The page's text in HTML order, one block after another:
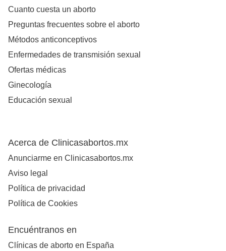
Cuanto cuesta un aborto
Preguntas frecuentes sobre el aborto
Métodos anticonceptivos
Enfermedades de transmisión sexual
Ofertas médicas
Ginecología
Educación sexual
Acerca de Clinicasabortos.mx
Anunciarme en Clinicasabortos.mx
Aviso legal
Política de privacidad
Política de Cookies
Encuéntranos en
Clínicas de aborto en España